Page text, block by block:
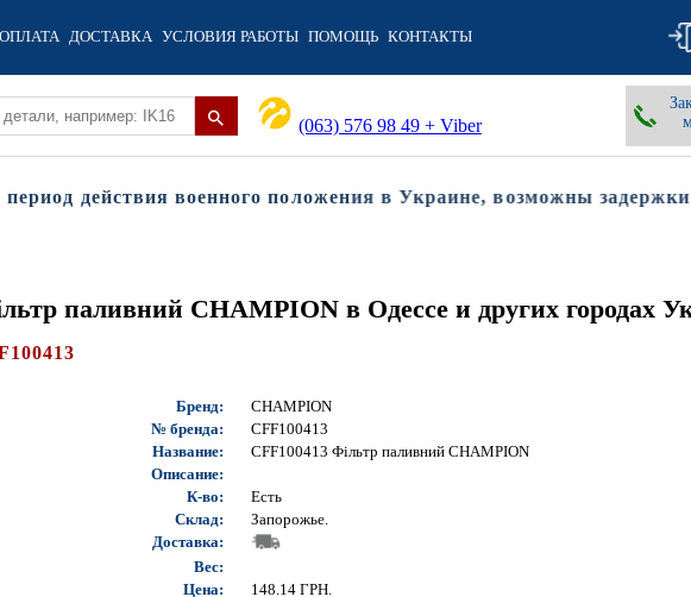
ОПЛАТА ДОСТАВКА УСЛОВИЯ РАБОТЫ ПОМОЩЬ КОНТАКТЫ
(063) 576 98 49 + Viber
действия военного положения в Украине, возможны задержки в
паливний CHAMPION в Одессе и других городах
Бренд:
CHAMPION
№ бренда:
CFF100413
Название:
CFF100413 Фільтр паливний CHAMPION
Описание:
К-во:
Есть
Склад:
Запорожье.
Доставка:
Вес:
Цена:
148.14 ГРН.